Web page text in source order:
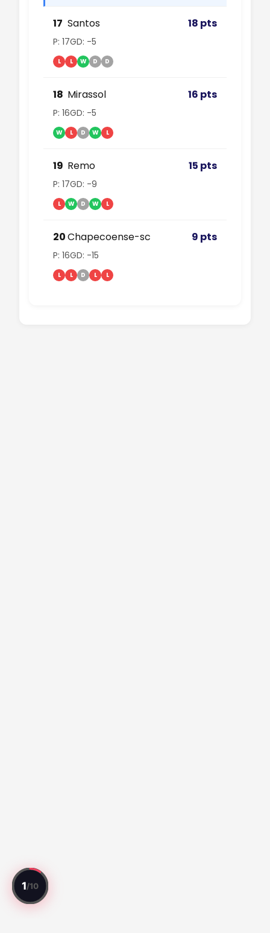
17 Santos 18 pts
P: 17GD: -5
L L W D D
18 Mirassol 16 pts
P: 16GD: -5
W L D W L
19 Remo 15 pts
P: 17GD: -9
L W D W L
20Chapecoense-sc 9 pts
P: 16GD: -15
L L D L L